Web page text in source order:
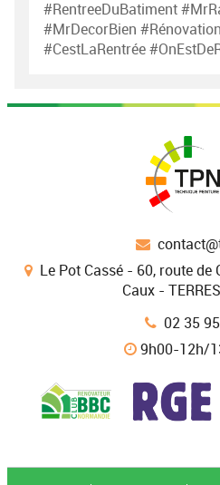
#RentreeDuBatiment
#MrDecorBien
#CestLaRentrée
Le Pot Cassé - 60, route
Caux -
02 35
9h00-12h/